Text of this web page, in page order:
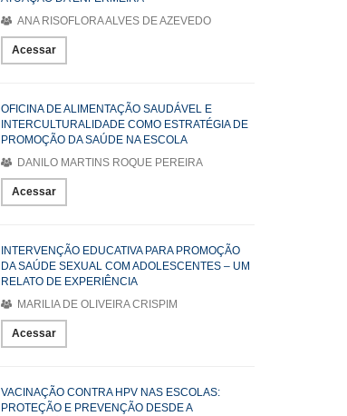
ANA RISOFLORA ALVES DE AZEVEDO
Acessar
OFICINA DE ALIMENTAÇÃO SAUDÁVEL E
INTERCULTURALIDADE COMO ESTRATÉGIA DE
PROMOÇÃO DA SAÚDE NA ESCOLA
DANILO MARTINS ROQUE PEREIRA
Acessar
INTERVENÇÃO EDUCATIVA PARA PROMOÇÃO
DA SAÚDE SEXUAL COM ADOLESCENTES – UM
RELATO DE EXPERIÊNCIA
MARILIA DE OLIVEIRA CRISPIM
Acessar
VACINAÇÃO CONTRA HPV NAS ESCOLAS:
PROTEÇÃO E PREVENÇÃO DESDE A